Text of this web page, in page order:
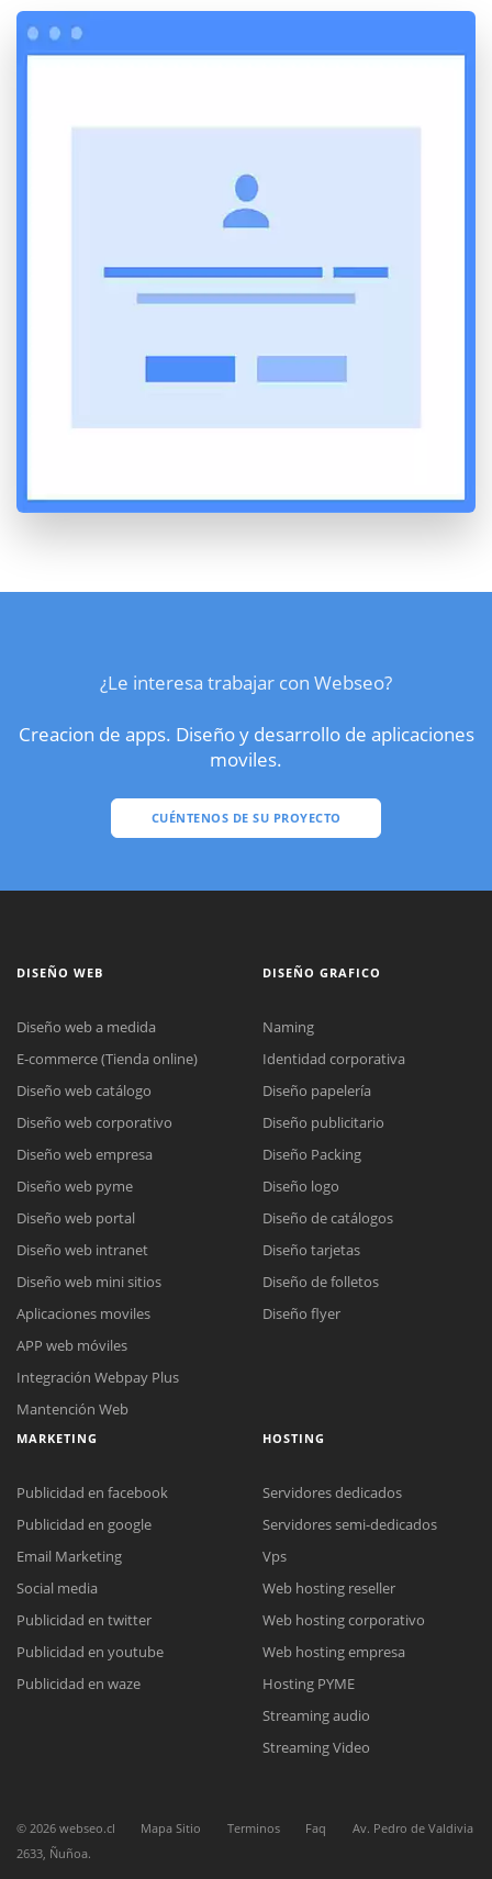
¿Le interesa trabajar con Webseo?
Creacion de apps. Diseño y desarrollo de aplicaciones
moviles.
CUÉNTENOS DE SU PROYECTO
Reunión online
Nuestros ejecutivos le enviarán un correo electrónico con el enlace a
Meet para la reunión online.
Cotización
Chat Online
Todos nuestros ejecutivos están fuera de línea. Complete el formulario
DISEÑO WEB
Diseño web a medida
E-commerce (Tienda online)
Diseño web catálogo
Diseño web corporativo
Diseño web empresa
Diseño web pyme
Diseño web portal
Diseño web intranet
Diseño web mini sitios
Aplicaciones moviles
APP web móviles
Integración Webpay Plus
Mantención Web
DISEÑO GRAFICO
Naming
Identidad corporativa
Diseño papelería
Diseño publicitario
Diseño Packing
Diseño logo
Diseño de catálogos
Diseño tarjetas
Diseño de folletos
Diseño flyer
MARKETING
Publicidad en facebook
Publicidad en google
Email Marketing
Social media
Publicidad en twitter
Publicidad en youtube
Publicidad en waze
HOSTING
Servidores dedicados
Servidores semi-dedicados
Vps
Web hosting reseller
Web hosting corporativo
Web hosting empresa
Hosting PYME
Streaming audio
Streaming Video
© 2026 webseo.cl Mapa Sitio Terminos Faq
Av. Pedro de Valdivia
2633, Ñuñoa.